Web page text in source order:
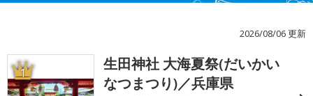
2026/08/06 更新
1
生田神社 大海夏祭(だいかい
なつまつり)／兵庫県